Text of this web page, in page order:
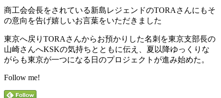
商工会会長をされている新島レジェンドのTORAさんにもそ
の意向を告げ嬉しいお言葉をいただきました
東京へ戻りTORAさんからお預かりした名刺を東京支部長の
山崎さんへKSKの気持ちとともに伝え、夏以降ゆっくりな
がらも東京が一つになる日のプロジェクトが進み始めた。
Follow me!